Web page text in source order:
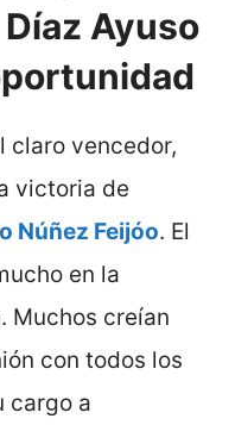
Ayuso
claro vencedor,
victoria de
Núñez Feijóo. El
en la
. Muchos creían
con todos los
cargo a